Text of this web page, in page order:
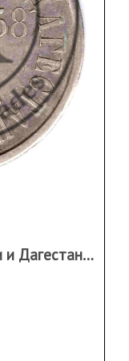
Медаль «За усмирение Чечни и Дагестана» RR